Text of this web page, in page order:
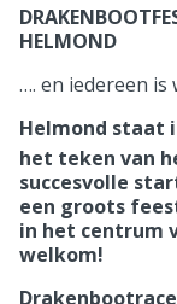
HELMOND
…. en iedereen is
Helmond staat
het teken van
succesvolle
een groots
in het centrum
welkom!